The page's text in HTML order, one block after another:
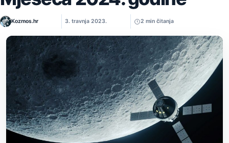
Kozmos.hr 3. travnja 2023. 2 min čitanja